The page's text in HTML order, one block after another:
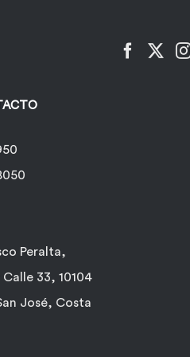
Peralta,
33, 10104
José, Costa